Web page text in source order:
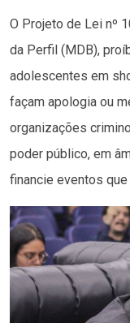
O Projeto de Lei nº
da Perfil (MDB),
adolescentes em
façam apologia ou
organizações
poder público, em
financie eventos